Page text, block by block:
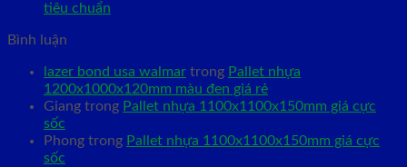
tiêu chuẩn
Bình luận
lazer bond usa walmar trong Pallet nhựa
1200x1000x120mm màu đen giá rẻ
Giang trong Pallet nhựa 1100x1100x150mm giá cực
sốc
Phong trong Pallet nhựa 1100x1100x150mm giá cực
sốc